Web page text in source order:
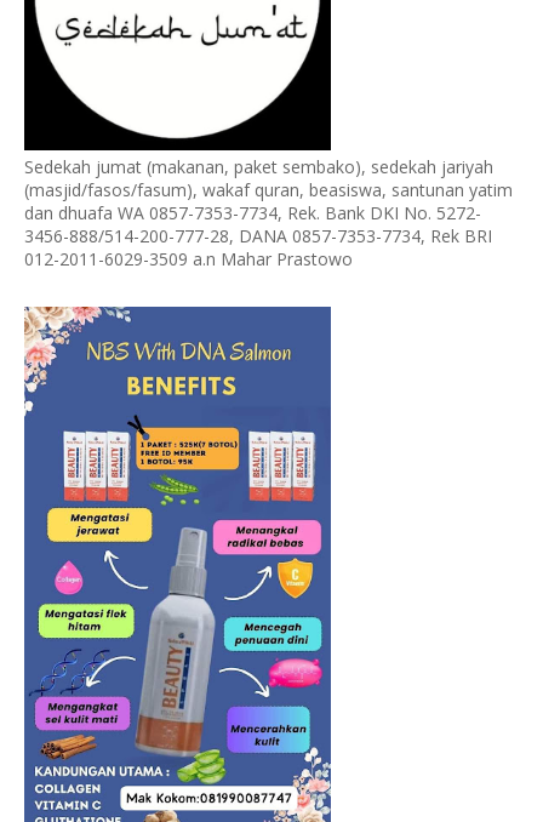
Sedekah jumat (makanan, paket sembako), sedekah jariyah
(masjid/fasos/fasum), wakaf quran, beasiswa, santunan yatim
dan dhuafa WA 0857-7353-7734, Rek. Bank DKI No. 5272-
3456-888/514-200-777-28, DANA 0857-7353-7734, Rek BRI
012-2011-6029-3509 a.n Mahar Prastowo